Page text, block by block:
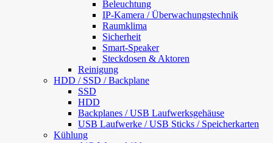
Beleuchtung
IP-Kamera / Überwachungstechnik
Raumklima
Sicherheit
Smart-Speaker
Steckdosen & Aktoren
Reinigung
HDD / SSD / Backplane
SSD
HDD
Backplanes / USB Laufwerksgehäuse
USB Laufwerke / USB Sticks / Speicherkarten
Kühlung